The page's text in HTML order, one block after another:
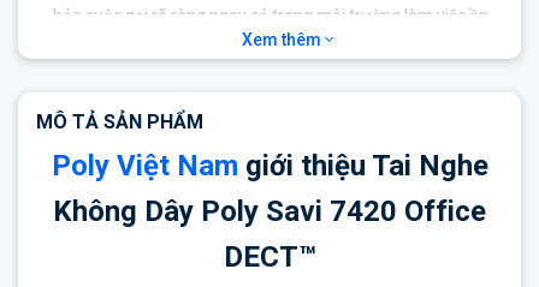
bảo cuộc gọi rõ ràng ngay cả trong môi trường làm việc ồn
mã hóa AES 256-bit và xác thực AES 128-bit, đảm bảo an
toàn cho các cuộc trò chuyện quan trọng .
Khả năng hội nghị: Cho phép kết nối lên đến 4 tai nghe vào
Chứng nhận Microsoft Teams: Phiên bản được chứng nhận
cho Microsoft Teams có nút chuyên dụng trên đế, giúp truy
Xem thêm
MÔ TẢ SẢN PHẨM
Poly Việt Nam giới thiệu Tai Nghe
Không Dây Poly Savi 7420 Office
DECT™